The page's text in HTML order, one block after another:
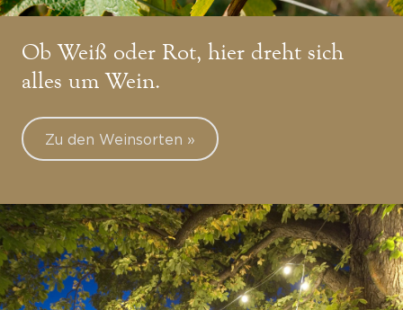
Ob Weiß oder Rot, hier dreht sich
alles um Wein.
Zu den Weinsorten »